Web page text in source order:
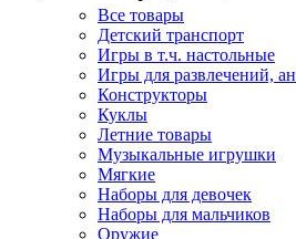
Все товары
Детский транспорт
Игры в т.ч. настольные
Игры для развлечений,
Конструкторы
Куклы
Летние товары
Музыкальные игрушки
Мягкие
Наборы для девочек
Наборы для мальчиков
Оружие